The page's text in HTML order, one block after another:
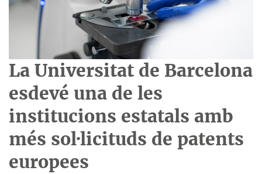
La Universitat de Barcelona
esdevé una de les
institucions estatals amb
més sol·licituds de patents
europees